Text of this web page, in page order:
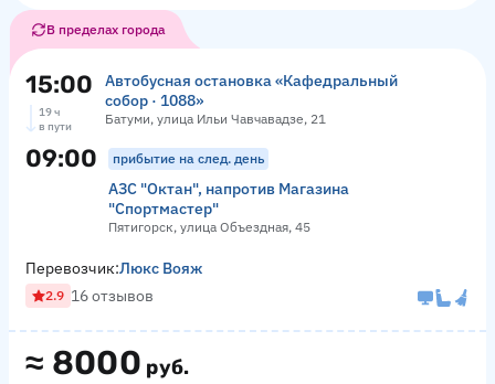
В пределах города
15:00
Автобусная остановка «Кафедральный
собор · 1088»
Батуми, улица Ильи Чавчавадзе, 21
19 ч
в пути
09:00 прибытие на след. день
АЗС "Октан", напротив Магазина
"Спортмастер"
Пятигорск, улица Объездная, 45
≈ 8000 руб.
Перевозчик:Люкс Вояж
2.9 16 отзывов